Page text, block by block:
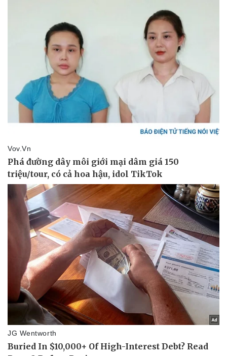
Sức khỏe
Dinh dưỡng - món ngon
Cây thuốc
Sản phụ khoa
Nhi khoa
Nam khoa
Làm đẹp - giảm cân
Phòng mạch online
Ăn sạch sống khỏe
Đời sống
Nhà đẹp
Blog
Tình yêu - Gia đình